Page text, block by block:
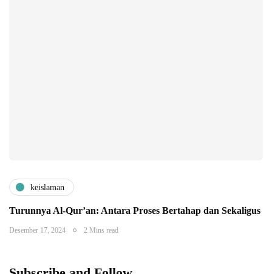
keislaman
Turunnya Al-Qur’an: Antara Proses Bertahap dan Sekaligus
Desember 17, 2024 2 Mins read